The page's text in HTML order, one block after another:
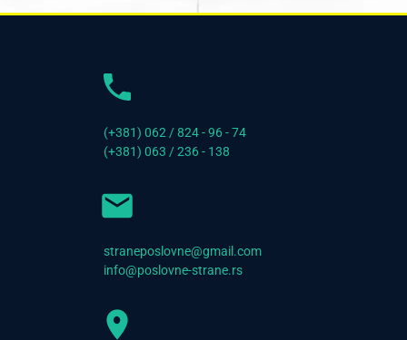
(+381) 062 / 824 - 96 - 74
(+381) 063 / 236 - 138
straneposlovne@gmail.com
info@poslovne-strane.rs